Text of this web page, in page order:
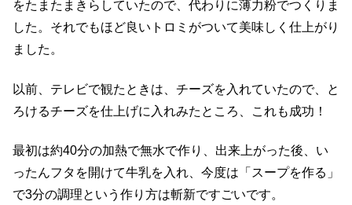
をたまたまきらしていたので、代わりに薄力粉でつくりま
した。それでもほど良いトロミがついて美味しく仕上がり
ました。
以前、テレビで観たときは、チーズを入れていたので、と
ろけるチーズを仕上げに入れみたところ、これも成功！
最初は約40分の加熱で無水で作り、出来上がった後、い
ったんフタを開けて牛乳を入れ、今度は「スープを作る」
で3分の調理という作り方は斬新ですごいです。